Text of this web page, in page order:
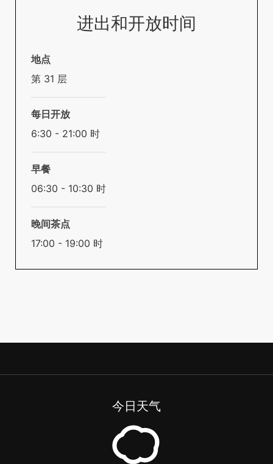
进出和开放时间
地点
第 31 层
每日开放
6:30 - 21:00 时
早餐
06:30 - 10:30 时
晚间茶点
17:00 - 19:00 时
今日天气